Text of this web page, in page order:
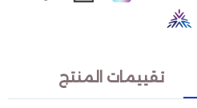
تقييمات المنتج